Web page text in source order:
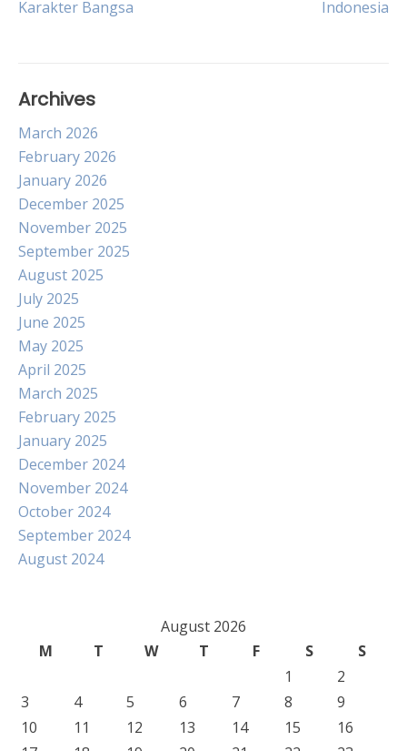
Karakter Bangsa
Indonesia
Archives
March 2026
February 2026
January 2026
December 2025
November 2025
September 2025
August 2025
July 2025
June 2025
May 2025
April 2025
March 2025
February 2025
January 2025
December 2024
November 2024
October 2024
September 2024
August 2024
August 2026
M
T W T F S
S
1
2
3
4 5 6 7 8
9
10
11 12 13 14 15
16